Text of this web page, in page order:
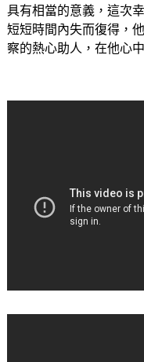
具有相當的意義，這次
短短時間內失而復得，
察的熱心助人，在他心